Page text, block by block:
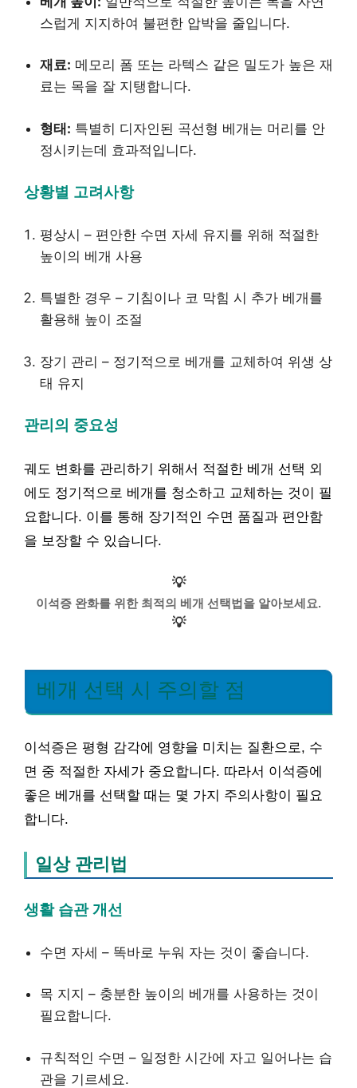
스럽게 지지하여 불편한 압박을 줄입니다.
재료: 메모리 폼 또는 라텍스 같은 밀도가 높은 재
료는 목을 잘 지탱합니다.
형태: 특별히 디자인된 곡선형 베개는 머리를 안
정시키는데 효과적입니다.
상황별 고려사항
평상시 – 편안한 수면 자세 유지를 위해 적절한
높이의 베개 사용
특별한 경우 – 기침이나 코 막힘 시 추가 베개를
활용해 높이 조절
장기 관리 – 정기적으로 베개를 교체하여 위생 상
태 유지
관리의 중요성
궤도 변화를 관리하기 위해서 적절한 베개 선택 외
에도 정기적으로 베개를 청소하고 교체하는 것이 필
요합니다. 이를 통해 장기적인 수면 품질과 편안함
을 보장할 수 있습니다.
💡
이석증 완화를 위한 최적의 베개 선택법을 알아보세요.
💡
베개 선택 시 주의할 점
이석증은 평형 감각에 영향을 미치는 질환으로, 수
면 중 적절한 자세가 중요합니다. 따라서 이석증에
좋은 베개를 선택할 때는 몇 가지 주의사항이 필요
합니다.
일상 관리법
생활 습관 개선
수면 자세 – 똑바로 누워 자는 것이 좋습니다.
목 지지 – 충분한 높이의 베개를 사용하는 것이
필요합니다.
규칙적인 수면 – 일정한 시간에 자고 일어나는 습
관을 기르세요.